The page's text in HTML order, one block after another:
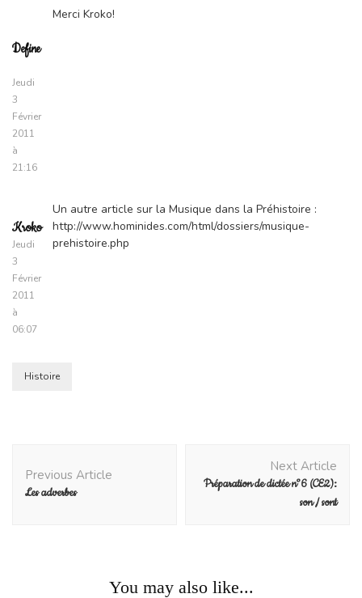
Define
Jeudi
3
Février
2011
à
21:16
Merci Kroko!
Kroko
Jeudi
3
Février
2011
à
06:07
Un autre article sur la Musique dans la Préhistoire :
http://www.hominides.com/html/dossiers/musique-
prehistoire.php
Histoire
Navigation
Previous Article
Les adverbes
Next Article
Préparation de dictée n°6 (CE2):
son / sont
You may also like...